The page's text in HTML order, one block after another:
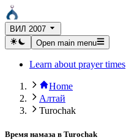
ВИЛ 2007
Open main menu
Learn about prayer times
Home
Алтай
Turochak
Время намаза в Turochak